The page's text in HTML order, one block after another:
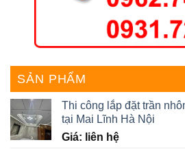
SẢN PHẨM
Thi công lắp đặt trần
tại Mai Lĩnh Hà Nội
Giá: liên hệ